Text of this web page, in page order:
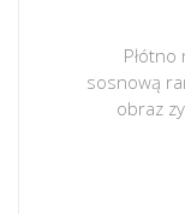
sosnową
obraz